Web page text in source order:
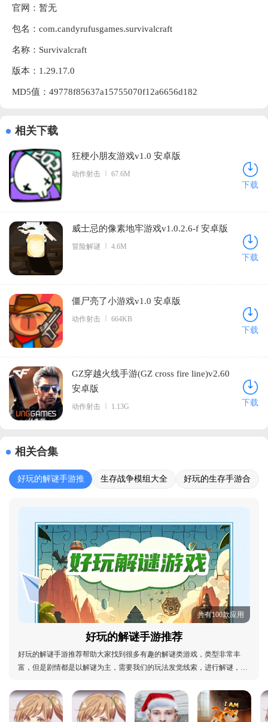
官网：暂无
包名：com.candyrufusgames.survivalcraft
名称：Survivalcraft
版本：1.29.17.0
MD5值：49778f85637a15755070f12a6656d182
相关下载
狂梗小朋友游戏v1.0 安卓版
动作射击 67.6M
下载
威士忌的像素地牢游戏v1.0.2.6-f 安卓版
冒险解谜 4.6M
下载
僵尸亮了小游戏v1.0 安卓版
动作射击 664KB
下载
GZ穿越火线手游(GZ cross fire line)v2.60
安卓版
动作射击 1.13G 下载
相关合集
好玩的解谜手游推
生存战争模组大全
好玩的生存手游合
共有100款应用
好玩的解谜手游推荐
好玩的解谜手游推荐帮助大家找到很多有趣的解谜类游戏，类型非常丰
富，但是剧情都是以解谜为主，需要我们的玩法发觉线索，进行解谜，非
小伙伴，极大程度上考验玩家的观察力和逻辑思维能力，有喜欢的小伙伴
千万不要错过，快来橘子下载站下载体验吧！好玩的